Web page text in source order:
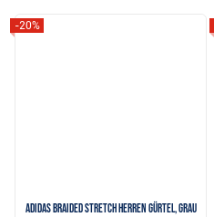
Adidas Braided Stretch Herren Gürtel, grau
-20%